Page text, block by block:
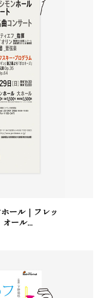
ール｜フレッ
ール...